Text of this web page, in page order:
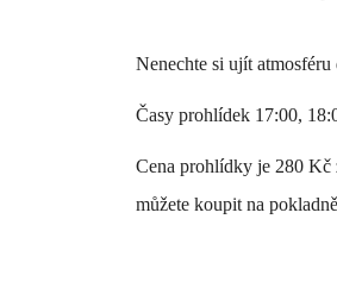
Nenechte si ujít
Časy prohlídek 17:00,
Cena prohlídky je 280 Kč
můžete koupit na